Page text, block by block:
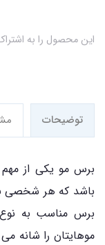
این محصول را به
توضیحات
برس مو یکی از مهم
باشد که هر شخصی
برس مناسب به نوع
موهایتان را شانه